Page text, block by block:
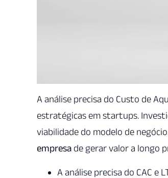
A análise precisa do Custo de
estratégicas em startups.
viabilidade do modelo de
empresa de gerar valor a longo
A análise precisa do CAC e